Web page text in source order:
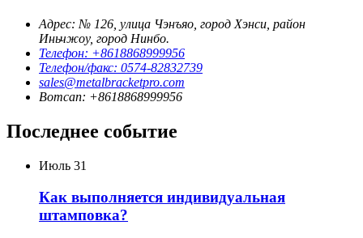
Адрес: № 126, улица Чэнъяо, город Хэнси, район
Иньчжоу, город Нинбо.
Телефон: +8618868999956
Телефон/факс: 0574-82832739
sales@metalbracketpro.com
Вотсап: +8618868999956
Последнее событие
Июль 31
Как выполняется индивидуальная
штамповка?